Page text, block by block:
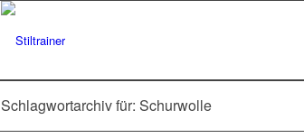
Schlagwortarchiv für: Schurwolle